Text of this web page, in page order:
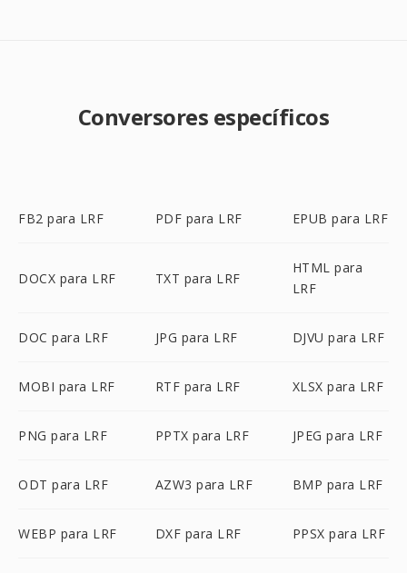
Conversores específicos
FB2 para LRF PDF para LRF EPUB para LRF
DOCX para LRF TXT para LRF
HTML para
LRF
DOC para LRF JPG para LRF DJVU para LRF
MOBI para LRF RTF para LRF XLSX para LRF
PNG para LRF PPTX para LRF JPEG para LRF
ODT para LRF AZW3 para LRF BMP para LRF
WEBP para LRF DXF para LRF PPSX para LRF